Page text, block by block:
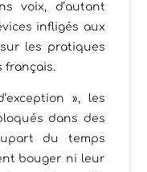
voix, d’autant
infligés aux
les pratiques
français.
», les
dans des
du temps
bouger ni leur